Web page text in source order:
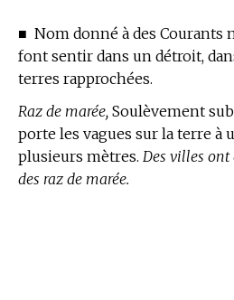
■ Nom donné à des Courants
font sentir dans un détroit,
terres rapprochées.
Raz de marée, Soulèvement
porte les vagues sur la terre à
plusieurs mètres. Des villes ont
des raz de marée.